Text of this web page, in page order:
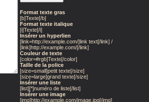
Format texte gras
[b]Texte[/b]
Format texte italique
[i]Texte[/i]
Insérer un hyperlien
[link=http://example.com/]link text[/link] /
[link]http://example.com/[/link]
Couleur de texte
[color=#rgb]Texte[/color]
Taille de la police
[size=small]petit texte[/size]
[size=large]grand texte[/size]
Insérer une liste
[list][*]numéro de liste[/list]
Insérer une image
[img]http://example.com/image.jpg[/img]